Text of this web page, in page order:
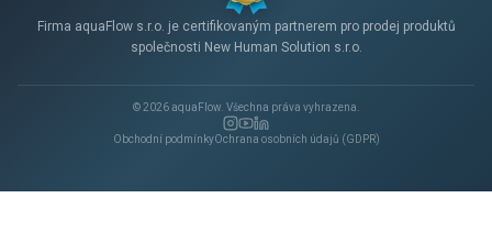
Firma aquaFlow s.r.o. je certifikovaným partnerem pro prodej produktů
společnosti New Human Solution s.r.o.
© 2026 aquaFlow. Všechna práva vyhrazena.
Obchodní podmínkyOchrana osobních údajů (GDPR)